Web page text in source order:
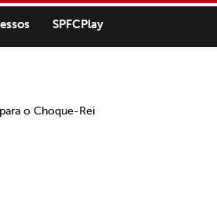
SPFCPlay